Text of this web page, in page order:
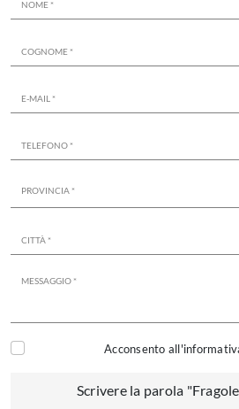
Acconsento
Scrivere la parola